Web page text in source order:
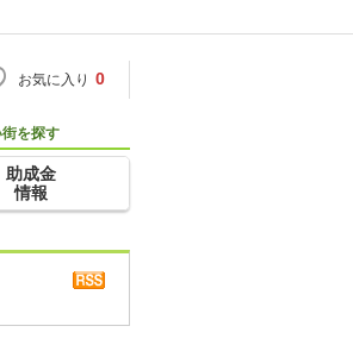
お気に入り 0
を探す
助成金
情報